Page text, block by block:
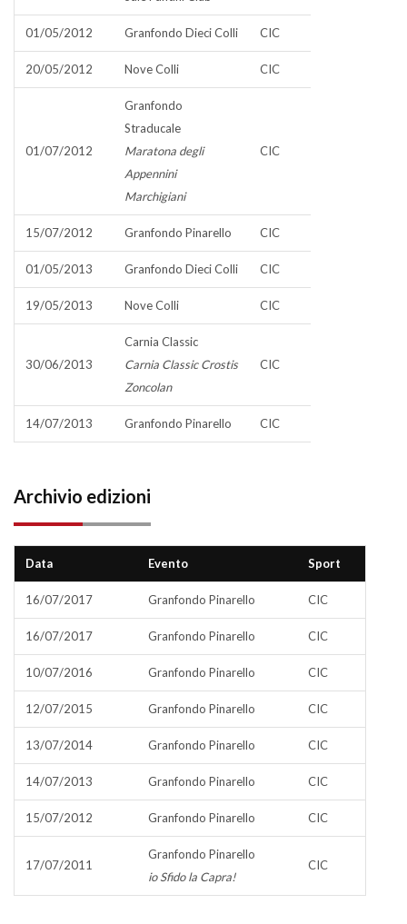
01/05/2012 Granfondo Dieci Colli CIC
20/05/2012 Nove Colli CIC
01/07/2012
Granfondo
Straducale
Maratona degli
Appennini
Marchigiani
CIC
15/07/2012 Granfondo Pinarello CIC
01/05/2013 Granfondo Dieci Colli CIC
19/05/2013 Nove Colli CIC
30/06/2013
Carnia Classic
Carnia Classic Crostis
Zoncolan
CIC
14/07/2013 Granfondo Pinarello CIC
Archivio edizioni
Data Evento Sport
16/07/2017 Granfondo Pinarello CIC
16/07/2017 Granfondo Pinarello CIC
10/07/2016 Granfondo Pinarello CIC
12/07/2015 Granfondo Pinarello CIC
13/07/2014 Granfondo Pinarello CIC
14/07/2013 Granfondo Pinarello CIC
15/07/2012 Granfondo Pinarello CIC
17/07/2011
Granfondo Pinarello
io Sfido la Capra!
CIC